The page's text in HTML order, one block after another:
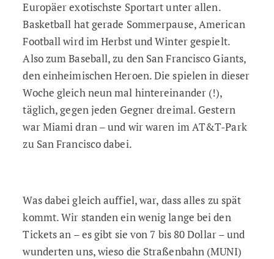
Europäer exotischste Sportart unter allen.
Basketball hat gerade Sommerpause, American
Football wird im Herbst und Winter gespielt.
Also zum Baseball, zu den San Francisco Giants,
den einheimischen Heroen. Die spielen in dieser
Woche gleich neun mal hintereinander (!),
täglich, gegen jeden Gegner dreimal. Gestern
war Miami dran – und wir waren im AT&T-Park
zu San Francisco dabei.
Was dabei gleich auffiel, war, dass alles zu spät
kommt. Wir standen ein wenig lange bei den
Tickets an – es gibt sie von 7 bis 80 Dollar – und
wunderten uns, wieso die Straßenbahn (MUNI)